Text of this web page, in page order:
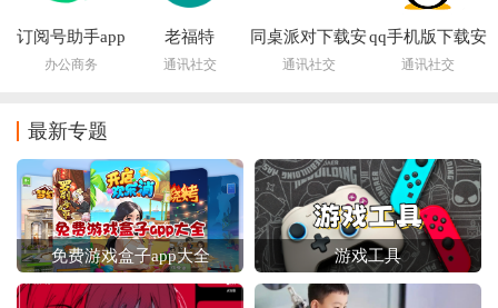
订阅号助手app
官方正版
办公商务
老福特
app(LOFTER)
通讯社交
同桌派对下载安
装手机版
通讯社交
qq手机版下载安
装2026最新版
通讯社交
最新专题
免费游戏盒子app大全 游戏工具